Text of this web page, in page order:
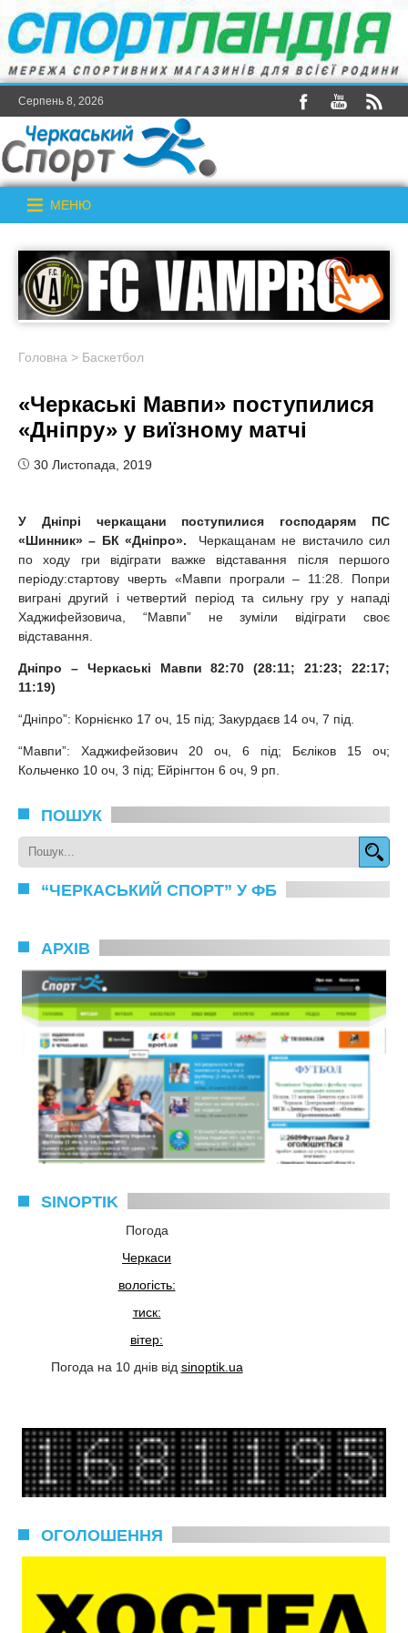
Серпень 8, 2026
МЕНЮ
Головна > Баскетбол
«Черкаські Мавпи» поступилися
«Дніпру» у виїзному матчі
30 Листопада, 2019
У Дніпрі черкащани поступилися господарям ПС
«Шинник» – БК «Дніпро». Черкащанам не вистачило сил
по ходу гри відіграти важке відставання після першого
періоду:стартову чверть «Мавпи програли – 11:28. Попри
виграні другий і четвертий період та сильну гру у нападі
Хаджифейзовича, “Мавпи” не зуміли відіграти своє
відставання.
Дніпро – Черкаські Мавпи 82:70 (28:11; 21:23; 22:17;
11:19)
“Дніпро”: Корнієнко 17 оч, 15 під; Закурдаєв 14 оч, 7 під.
“Мавпи”: Хаджифейзович 20 оч, 6 під; Бєліков 15 оч;
Кольченко 10 оч, 3 під; Ейрінгтон 6 оч, 9 рп.
ПОШУК
“ЧЕРКАСЬКИЙ СПОРТ” У ФБ
АРХІВ
SINOPTIK
Погода
Черкаси
вологість:
тиск:
вітер:
Погода на 10 днів від sinoptik.ua
ОГОЛОШЕННЯ